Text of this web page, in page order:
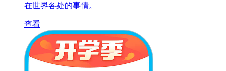
在世界各处的事情。
查看